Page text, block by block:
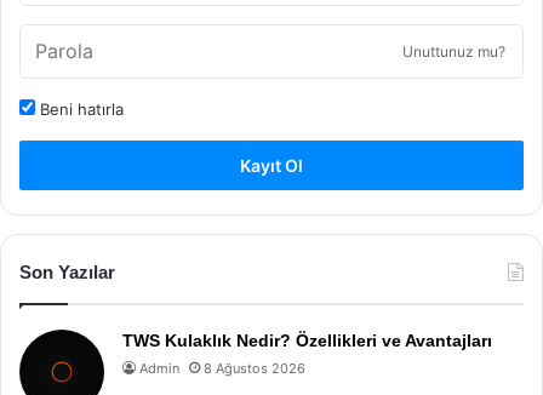
Unuttunuz mu?
Beni hatırla
Kayıt Ol
Son Yazılar
TWS Kulaklık Nedir? Özellikleri ve Avantajları
Admin 8 Ağustos 2026